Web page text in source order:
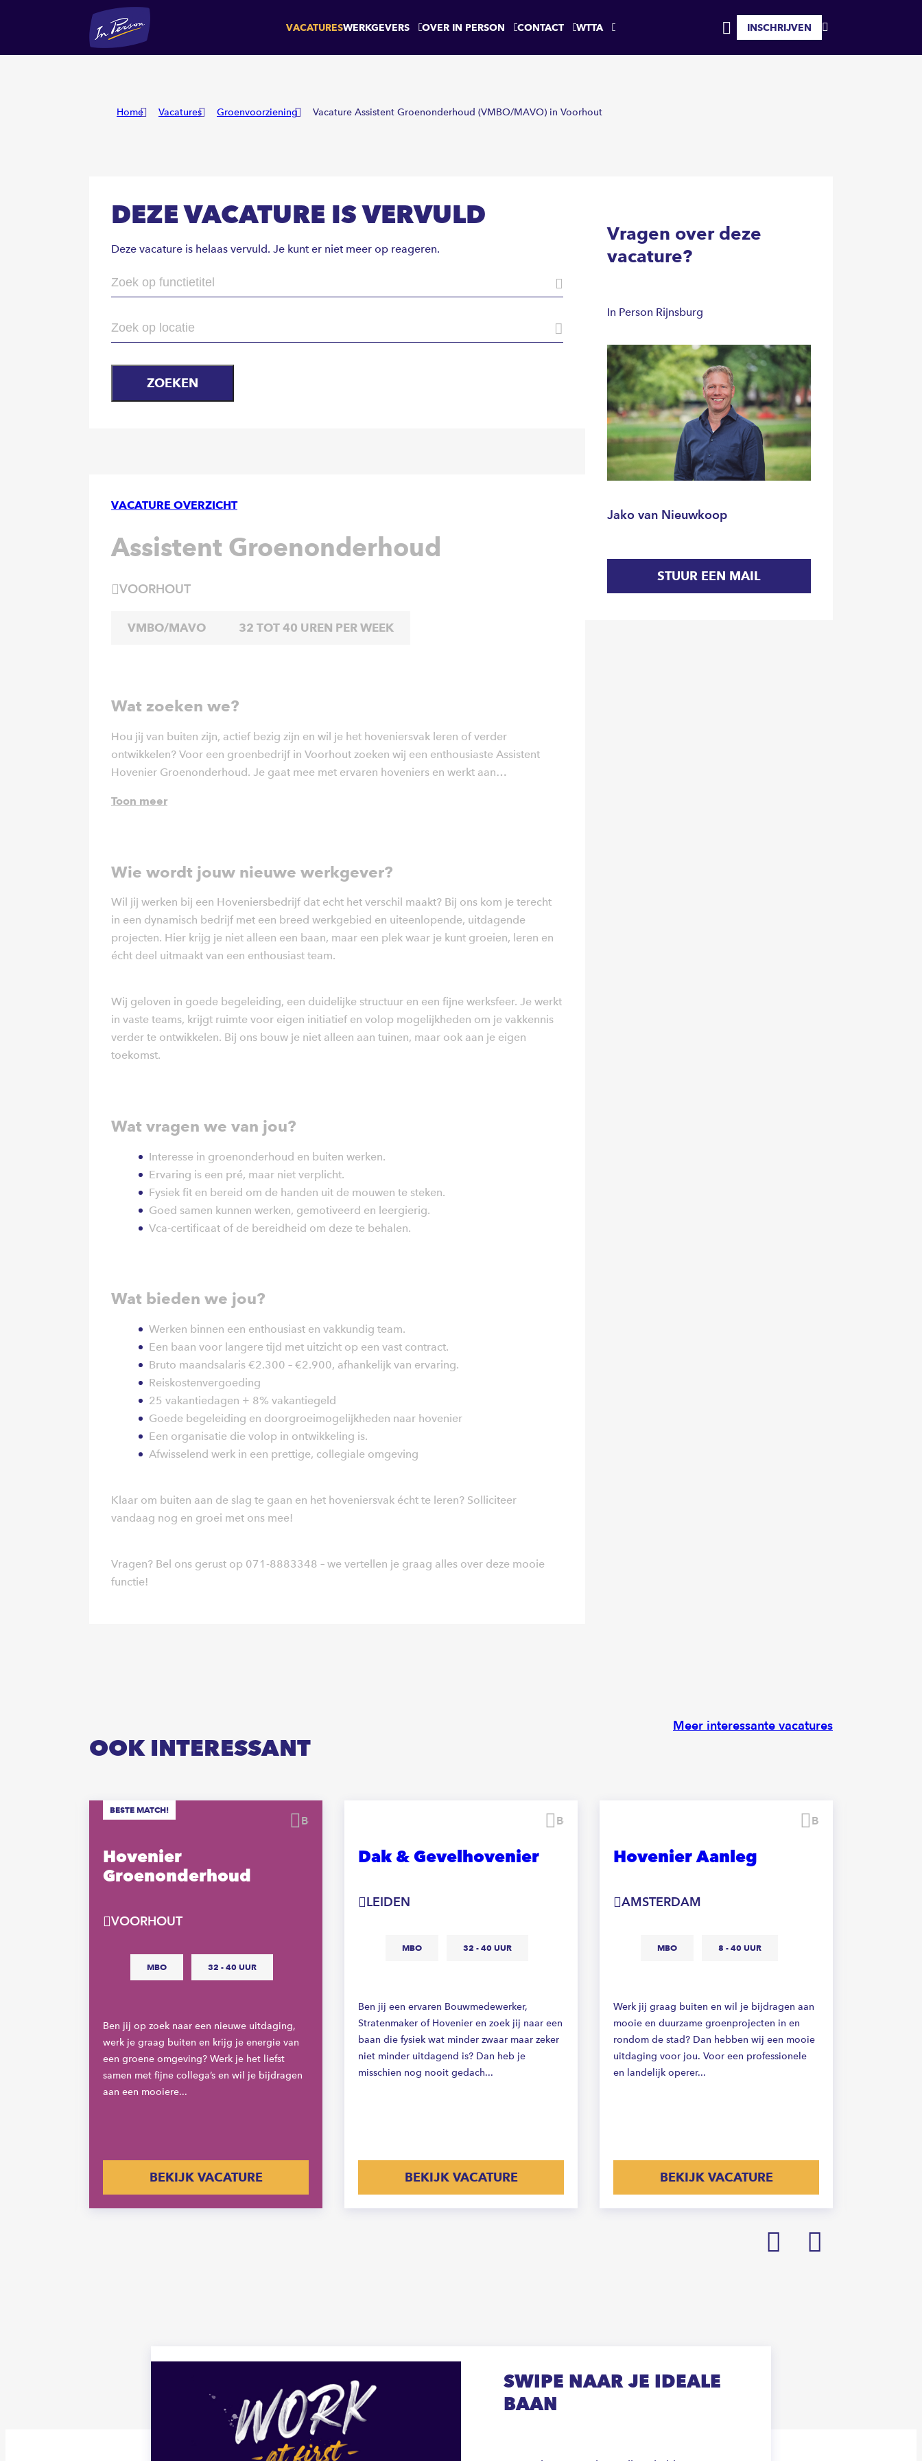
VACATURESWERKGEVERS OVER IN PERSON CONTACT WTTA
MIJN
INSCHRIJVEN
Home Vacatures Groenvoorziening Vacature Assistent Groenonderhoud (VMBO/MAVO) in Voorhout
DEZE VACATURE IS VERVULD
Deze vacature is helaas vervuld. Je kunt er niet meer op reageren.
ZOEKEN
VACATURE OVERZICHT
Assistent Groenonderhoud
VOORHOUT
VMBO/MAVO 32 TOT 40 UREN PER WEEK
Wat zoeken we?
Hou jij van buiten zijn, actief bezig zijn en wil je het hoveniersvak leren of verder
ontwikkelen? Voor een groenbedrijf in Voorhout zoeken wij een enthousiaste Assistent
Hovenier Groenonderhoud. Je gaat mee met ervaren hoveniers en werkt aan
praktijk.
Toon meer
Wie wordt jouw nieuwe werkgever?
Wil jij werken bij een Hoveniersbedrijf dat echt het verschil maakt? Bij ons kom je terecht
in een dynamisch bedrijf met een breed werkgebied en uiteenlopende, uitdagende
projecten. Hier krijg je niet alleen een baan, maar een plek waar je kunt groeien, leren en
écht deel uitmaakt van een enthousiast team.
Wij geloven in goede begeleiding, een duidelijke structuur en een fijne werksfeer. Je werkt
in vaste teams, krijgt ruimte voor eigen initiatief en volop mogelijkheden om je vakkennis
verder te ontwikkelen. Bij ons bouw je niet alleen aan tuinen, maar ook aan je eigen
toekomst.
Wat vragen we van jou?
Interesse in groenonderhoud en buiten werken.
Ervaring is een pré, maar niet verplicht.
Fysiek fit en bereid om de handen uit de mouwen te steken.
Goed samen kunnen werken, gemotiveerd en leergierig.
Vca-certificaat of de bereidheid om deze te behalen.
Wat bieden we jou?
Werken binnen een enthousiast en vakkundig team.
Een baan voor langere tijd met uitzicht op een vast contract.
Bruto maandsalaris €2.300 – €2.900, afhankelijk van ervaring.
Reiskostenvergoeding
25 vakantiedagen + 8% vakantiegeld
Goede begeleiding en doorgroeimogelijkheden naar hovenier
Een organisatie die volop in ontwikkeling is.
Afwisselend werk in een prettige, collegiale omgeving
Klaar om buiten aan de slag te gaan en het hoveniersvak écht te leren? Solliciteer
vandaag nog en groei met ons mee!
Vragen? Bel ons gerust op 071-8883348 – we vertellen je graag alles over deze mooie
functie!
Vragen over deze
vacature?
In Person Rijnsburg
Jako van Nieuwkoop
STUUR EEN MAIL
OOK INTERESSANT
Hovenier
Groenonderhoud
VOORHOUT
MBO 32 - 40 UUR
Ben jij op zoek naar een nieuwe uitdaging,
werk je graag buiten en krijg je energie van
een groene omgeving? Werk je het liefst
samen met fijne collega’s en wil je bijdragen
aan een mooiere...
BEKIJK VACATURE
Bewaren
BESTE MATCH!
Dak & Gevelhovenier
LEIDEN
MBO 32 - 40 UUR
Ben jij een ervaren Bouwmedewerker,
Stratenmaker of Hovenier en zoek jij naar een
baan die fysiek wat minder zwaar maar zeker
niet minder uitdagend is? Dan heb je
misschien nog nooit gedach...
BEKIJK VACATURE
Bewaren
Hovenier Aanleg
AMSTERDAM
MBO 8 - 40 UUR
Werk jij graag buiten en wil je bijdragen aan
mooie en duurzame groenprojecten in en
rondom de stad? Dan hebben wij een mooie
uitdaging voor jou. Voor een professionele
en landelijk operer...
BEKIJK VACATURE
Bewaren
Meer interessante vacatures
SWIPE NAAR JE IDEALE
BAAN